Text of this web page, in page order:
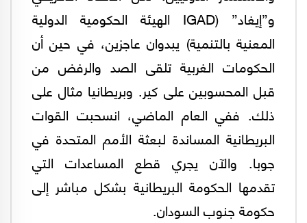
و”إيغاد” (IGAD الهيئة الحكومية الدولية
المعنية بالتنمية) يبدوان عاجزين، في حين أن
الحكومات الغربية تلقى الصد والرفض من
قبل المحسوبين على كير. وبريطانيا مثال على
ذلك. ففي العام الماضي، انسحبت القوات
البريطانية المساندة لبعثة الأمم المتحدة في
جوبا. والآن يجري قطع المساعدات التي
تقدمها الحكومة البريطانية بشكل مباشر إلى
حكومة جنوب السودان.